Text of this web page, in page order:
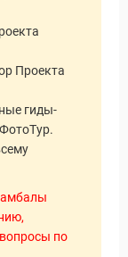
Проекта
гиды-
по